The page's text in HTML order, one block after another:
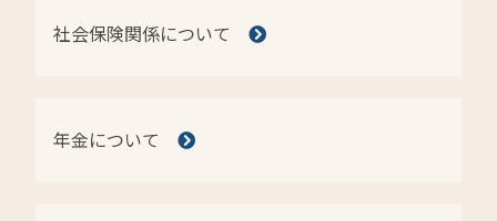
社会保険関係について
年金について